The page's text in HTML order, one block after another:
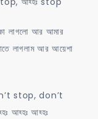
লাগলো আর আমার
লাগলাম আর আয়েশা
stop, don’t
আহ্হঃ আহ্হঃ